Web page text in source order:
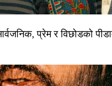
प्रेम र विछोडको